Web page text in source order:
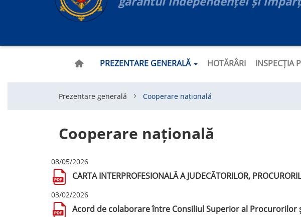
PREZENTARE GENERALĂ HOTĂRÂRI INSPECȚIA
Prezentare generală Cooperare națională
Cooperare națională
08/05/2026
CARTA INTERPROFESIONALĂ A JUDECĂTORILOR,
03/02/2026
Acord de colaborare între Consiliul Superior al Procurorilor